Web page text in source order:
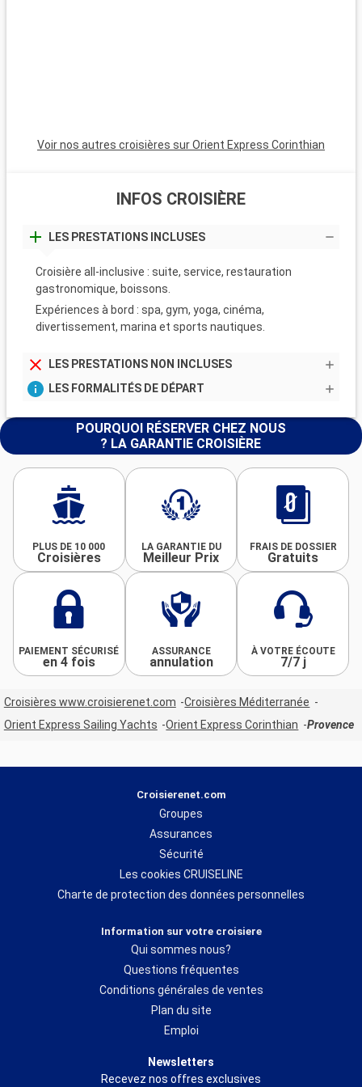
Voir nos autres croisières sur Orient Express Corinthian
INFOS CROISIÈRE
LES PRESTATIONS INCLUSES
Croisière all-inclusive : suite, service, restauration
gastronomique, boissons.
Expériences à bord : spa, gym, yoga, cinéma,
divertissement, marina et sports nautiques.
LES PRESTATIONS NON INCLUSES
LES FORMALITÉS DE DÉPART
POURQUOI RÉSERVER CHEZ NOUS
? LA GARANTIE CROISIÈRE
PLUS DE 10 000
Croisières
LA GARANTIE DU
Meilleur Prix
FRAIS DE DOSSIER
Gratuits
PAIEMENT SÉCURISÉ
en 4 fois
ASSURANCE
annulation
À VOTRE ÉCOUTE
7/7 j
Croisières www.croisierenet.com
Croisières Méditerranée
Orient Express Sailing Yachts
Orient Express Corinthian Provence
Croisierenet.com
Groupes
Assurances
Sécurité
Les cookies CRUISELINE
Charte de protection des données personnelles
Information sur votre croisiere
Qui sommes nous?
Questions fréquentes
Conditions générales de ventes
Plan du site
Emploi
Newsletters
Recevez nos offres exclusives